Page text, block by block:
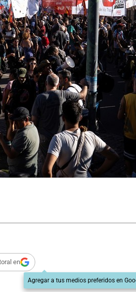
en
Agregar a tus medios preferidos en